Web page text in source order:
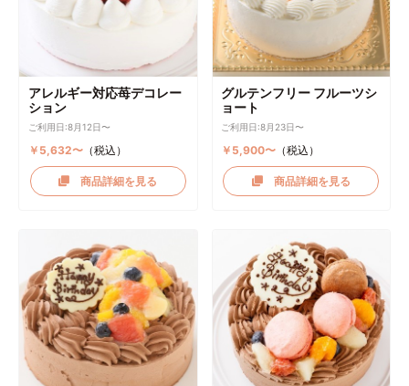
アレルギー対応苺デコレー
ション
ご利用日:8月12日〜
￥5,632〜（税込）
商品詳細を見る
グルテンフリー フルーツシ
ョート
ご利用日:8月23日〜
￥5,900〜 （税込）
商品詳細を見る